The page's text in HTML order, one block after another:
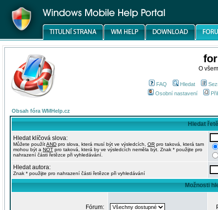
O
FAQ Hledat
Osobní nastavení
Obsah fóra WMHelp.cz
Hledat
Hledat klíčová slova:
Můžete použítAND pro slova, která musí být ve výsledcích, OR pro taková, která tam
mohou být a NOT pro taková, která by ve výsledcích neměla být. Znak * použijte pro
nahrazení části řetězce při vyhledávání.
Hledat autora:
Znak * použijte pro nahrazení části řetězce při vyhledávání
Možnosti
Fórum: